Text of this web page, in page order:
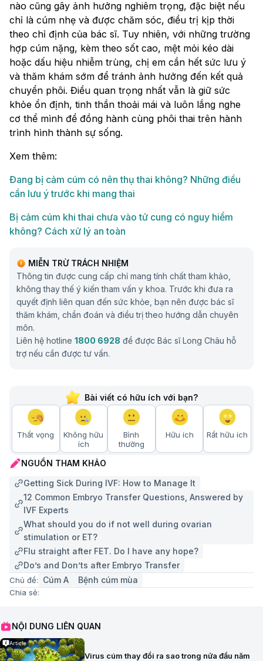
nào cũng gây ảnh hưởng nghiêm trọng, đặc biệt nếu
chỉ là cúm nhẹ và được chăm sóc, điều trị kịp thời
theo chỉ định của bác sĩ. Tuy nhiên, với những trường
hợp cúm nặng, kèm theo sốt cao, mệt mỏi kéo dài
hoặc dấu hiệu nhiễm trùng, chị em cần hết sức lưu ý
và thăm khám sớm để tránh ảnh hưởng đến kết quả
chuyển phôi. Điều quan trọng nhất vẫn là giữ sức
khỏe ổn định, tinh thần thoải mái và luôn lắng nghe
cơ thể mình để đồng hành cùng phôi thai trên hành
trình hình thành sự sống.
Xem thêm:
Đang bị cảm cúm có nên thụ thai không? Những điều
cần lưu ý trước khi mang thai
Bị cảm cúm khi thai chưa vào tử cung có nguy hiểm
không? Cách xử lý an toàn
MIỄN TRỪ TRÁCH NHIỆM
Thông tin được cung cấp chỉ mang tính chất tham khảo,
không thay thế ý kiến tham vấn y khoa. Trước khi đưa ra
quyết định liên quan đến sức khỏe, bạn nên được bác sĩ
thăm khám, chẩn đoán và điều trị theo hướng dẫn chuyên
môn.
Liên hệ hotline 1800 6928 để được Bác sĩ Long Châu hỗ
trợ nếu cần được tư vấn.
Bài viết có hữu ích với bạn?
Thất vọng
Không hữu
ích
Bình
thường
Hữu ích Rất hữu ích
NGUỒN THAM KHẢO
Getting Sick During IVF: How to Manage It
12 Common Embryo Transfer Questions, Answered by
IVF Experts
What should you do if not well during ovarian
stimulation or ET?
Flu straight after FET. Do I have any hope?
Do’s and Don’ts after Embryo Transfer
Chủ đề: Cúm A Bệnh cúm mùa
Chia sẻ:
NỘI DUNG LIÊN QUAN
Article
Virus cúm thay đổi ra sao trong nửa đầu năm